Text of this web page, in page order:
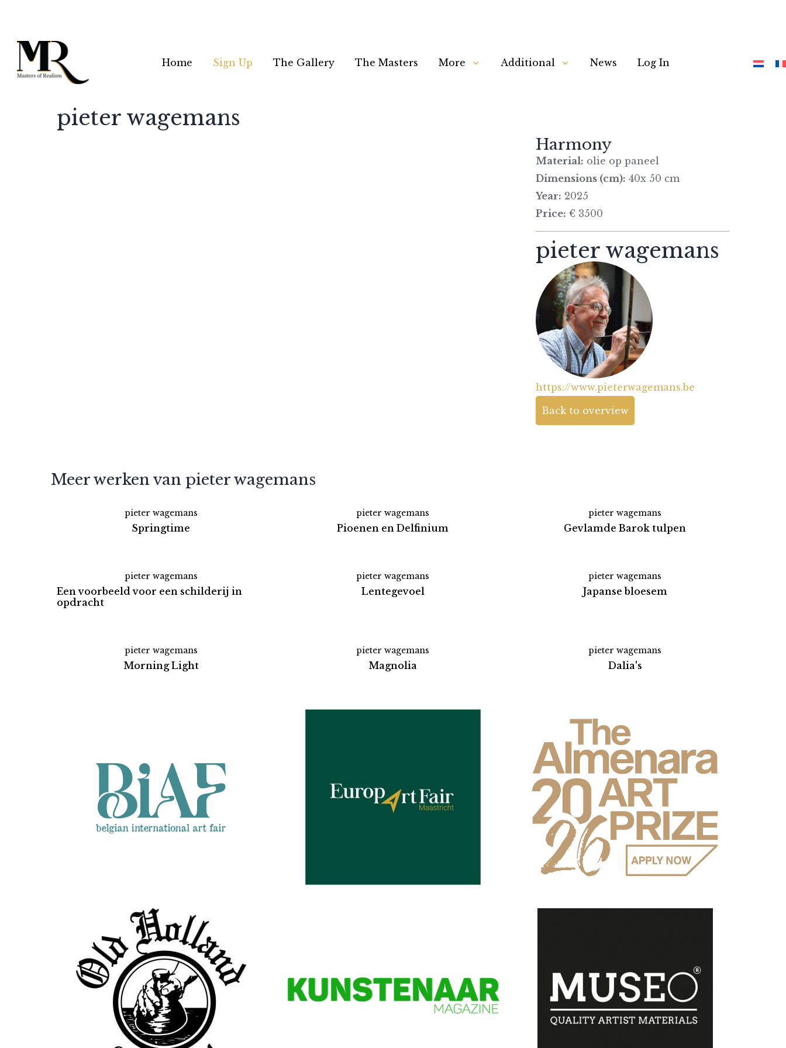
Home Sign Up The Gallery The Masters More Additional News Log In
pieter wagemans
Harmony
Material: olie op paneel
Dimensions (cm): 40x 50 cm
Year: 2025
Price: € 3500
pieter wagemans
https://www.pieterwagemans.be
Back to overview
Meer werken van pieter wagemans
pieter wagemans
Springtime
pieter wagemans
Pioenen en Delfinium
pieter wagemans
Gevlamde Barok tulpen
pieter wagemans
Een voorbeeld voor een schilderij in
opdracht
pieter wagemans
Lentegevoel
pieter wagemans
Japanse bloesem
pieter wagemans
Morning Light
pieter wagemans
Magnolia
pieter wagemans
Dalia's
Partners